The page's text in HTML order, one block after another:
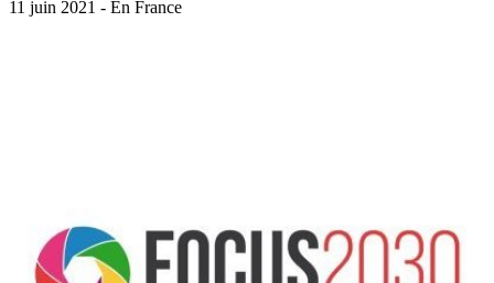
11 juin 2021 - En France